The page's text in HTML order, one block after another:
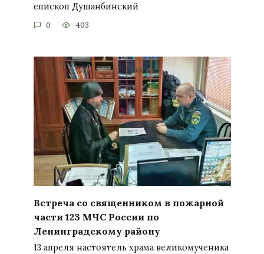
епископ Душанбинский
0 403
Встреча со священником в пожарной
части 123 МЧС России по
Ленинградскому району
13 апреля настоятель храма великомученика